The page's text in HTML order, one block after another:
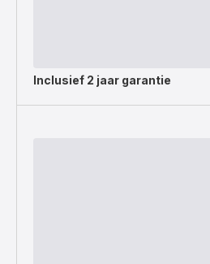
Inclusief 2 jaar garantie